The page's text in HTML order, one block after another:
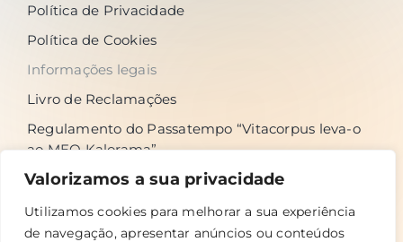
Valorizamos a sua privacidade
Utilizamos cookies para melhorar a sua experiência
de navegação, apresentar anúncios ou conteúdos
Política de Privacidade
Política de Cookies
Informações legais
Livro de Reclamações
Regulamento do Passatempo “Vitacorpus leva-o
ao MEO Kalorama”
Siga-nos nas redes sociais